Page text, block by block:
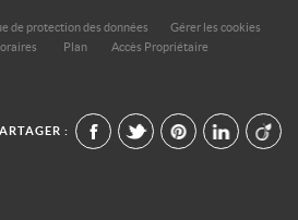
de protection des données
Gérer les cookies
Plan Accès Propriétaire
: